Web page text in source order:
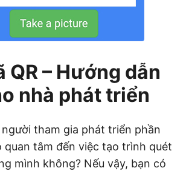
QR – Hướng dẫn
nhà phát triển
người tham gia phát triển phần
quan tâm đến việc tạo trình quét
mình không? Nếu vậy, bạn có